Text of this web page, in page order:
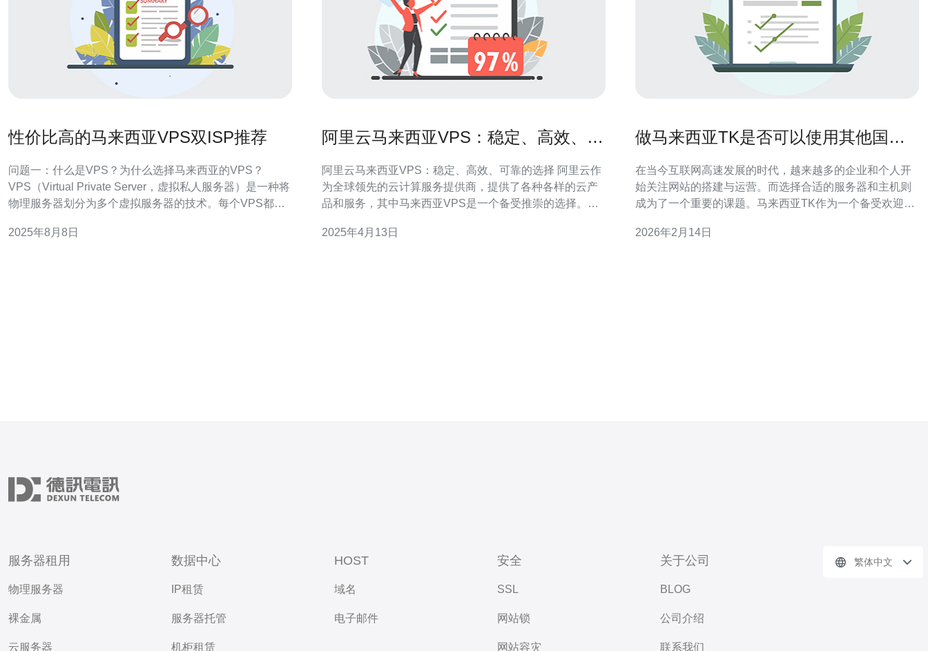
性价比高的马来西亚VPS双ISP推荐
问题一：什么是VPS？为什么选择马来西亚的VPS？
VPS（Virtual Private Server，虚拟私人服务器）是一种将
物理服务器划分为多个虚拟服务器的技术。每个VPS都有
使用它。马来西亚的VPS因其优越的地理位置、快速的网
2025年8月8日
阿里云马来西亚VPS：稳定、高效、可
阿里云马来西亚VPS：稳定、高效、可靠的选择 阿里云作
为全球领先的云计算服务提供商，提供了各种各样的云产
品和服务，其中马来西亚VPS是一个备受推崇的选择。阿
成为了许多企业和个人用户的首选。 阿里云马来西亚VPS
2025年4月13日
做马来西亚TK是否可以使用其他国家
在当今互联网高速发展的时代，越来越多的企业和个人开
始关注网站的搭建与运营。而选择合适的服务器和主机则
成为了一个重要的课题。马来西亚TK作为一个备受欢迎的
亚TK域名时，是否可以选择其他国家的VPS（虚拟专用服
2026年2月14日
服务器租用
物理服务器
裸金属
云服务器
数据中心
IP租赁
服务器托管
机柜租赁
HOST
域名
电子邮件
安全
SSL
网站锁
网站容灾
关于公司
BLOG
公司介绍
联系我们
繁体中文